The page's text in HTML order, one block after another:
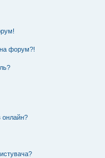
на форум?!
онлайн?